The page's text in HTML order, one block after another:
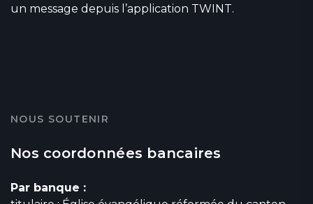
un message depuis l’application TWINT.
NOUS SOUTENIR
Nos coordonnées bancaires
Par banque :